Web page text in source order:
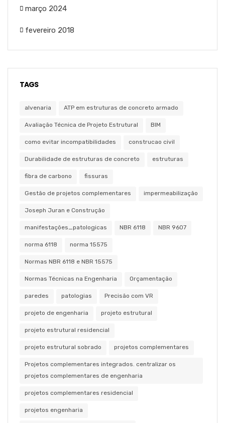
março 2024
fevereiro 2018
TAGS
alvenaria ATP em estruturas de concreto armado
Avaliação Técnica de Projeto Estrutural BIM
como evitar incompatibilidades construcao civil
Durabilidade de estruturas de concreto estruturas
fibra de carbono fissuras
Gestão de projetos complementares impermeabilização
Joseph Juran e Construção
manifestações_patologicas NBR 6118 NBR 9607
norma 6118 norma 15575
Normas NBR 6118 e NBR 15575
Normas Técnicas na Engenharia Orçamentação
paredes patologias Precisão com VR
projeto de engenharia projeto estrutural
projeto estrutural residencial
projeto estrutural sobrado projetos complementares
Projetos complementares integrados. centralizar os
projetos complementares de engenharia
projetos complementares residencial
projetos engenharia